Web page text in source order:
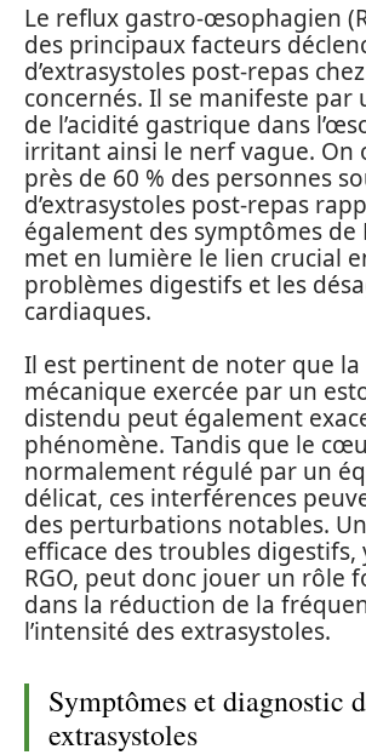
Le reflux gastro-œsophagien
des principaux facteurs
d’extrasystoles post-repas
concernés. Il se manifeste par
de l’acidité gastrique dans
irritant ainsi le nerf vague. On
près de 60 % des personnes
d’extrasystoles post-repas
également des symptômes de
met en lumière le lien crucial
problèmes digestifs et les
cardiaques.
Il est pertinent de noter que la
mécanique exercée par un
distendu peut également
phénomène. Tandis que le
normalement régulé par un
délicat, ces interférences
des perturbations notables.
efficace des troubles digestifs,
RGO, peut donc jouer un rôle
dans la réduction de la
l’intensité des extrasystoles.
Symptômes et diagnostic
extrasystoles